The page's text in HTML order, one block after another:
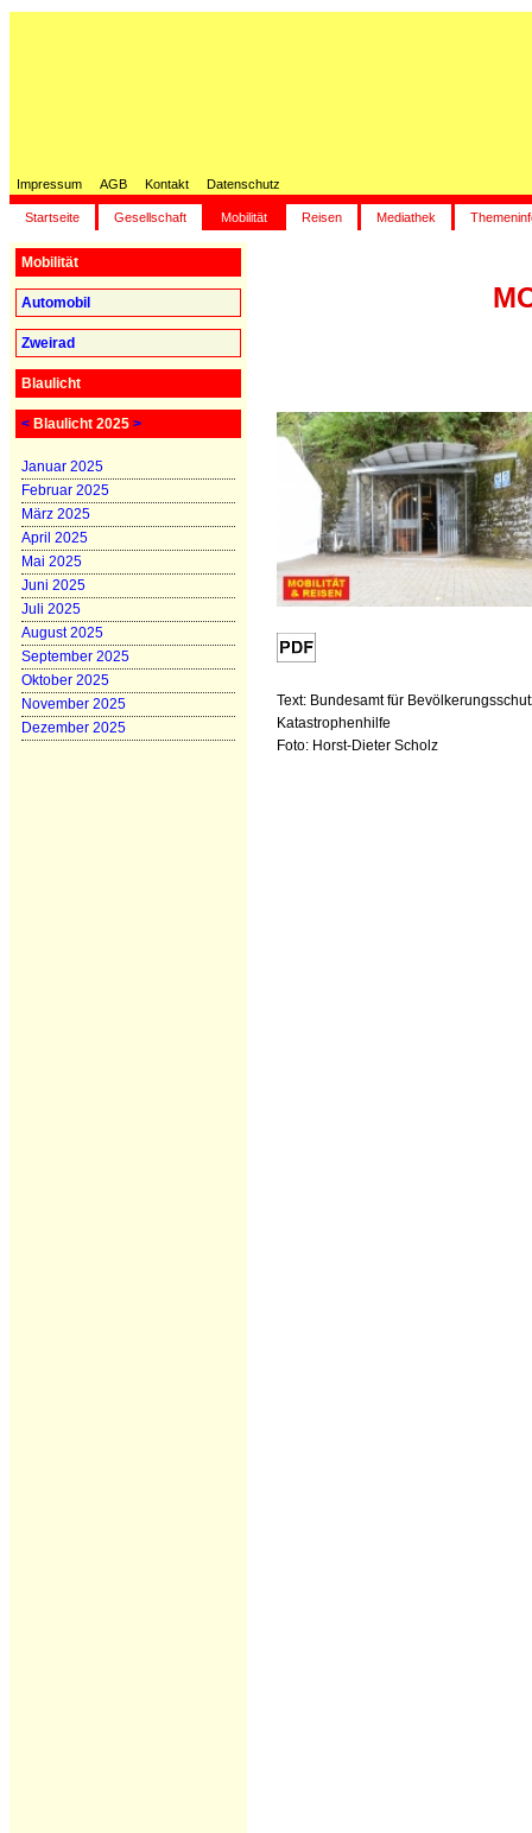
Impressum AGB Kontakt Datenschutz
Startseite Gesellschaft Mobilität Reisen Mediathek
Mobilität
Automobil
Zweirad
Blaulicht
< Blaulicht 2025 >
Januar 2025
Februar 2025
März 2025
April 2025
Mai 2025
Juni 2025
Juli 2025
August 2025
September 2025
Oktober 2025
November 2025
Dezember 2025
Text: Bundesamt für
Katastrophenhilfe
Foto: Horst-Dieter Scholz